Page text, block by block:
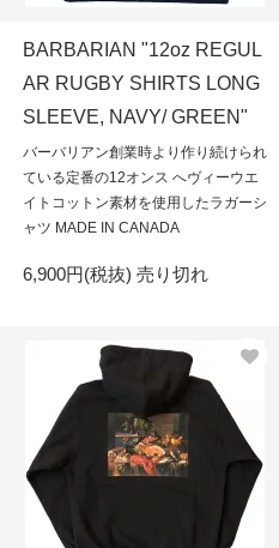
BARBARIAN "12oz REGUL
AR RUGBY SHIRTS LONG
SLEEVE, NAVY/ GREEN"
バーバリアン創業時より作り続けられ
ている定番の12オンス へヴィーウエ
イトコットン素材を使用したラガーシ
ャツ MADE IN CANADA
6,900円(税抜) 売り切れ